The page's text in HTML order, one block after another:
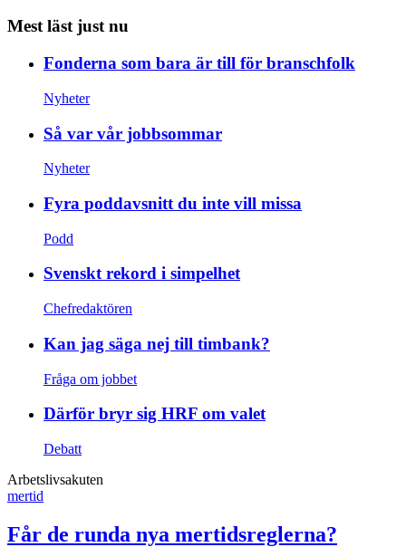
Mest läst just nu
Fonderna som bara är till för branschfolk
Nyheter
Så var vår jobbsommar
Nyheter
Fyra poddavsnitt du inte vill missa
Podd
Svenskt rekord i simpelhet
Chefredaktören
Kan jag säga nej till timbank?
Fråga om jobbet
Därför bryr sig HRF om valet
Debatt
Arbetslivsakuten
mertid
Får de runda nya mertidsreglerna?